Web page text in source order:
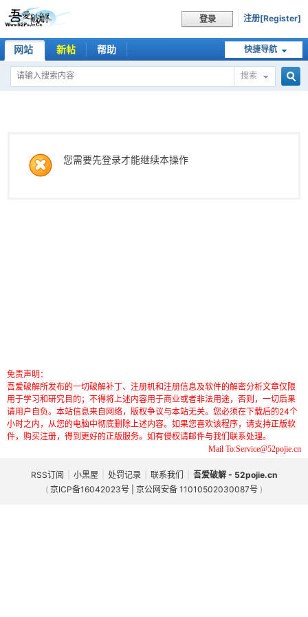
登录 注册[Register]
快捷导航
网站 新帖 帮助
搜索
您需要先登录才能继续本操作
免责声明：
吾爱破解所发布的一切破解补丁、注册机和注册信息及软件的解密分析文章仅限
用于学习和研究目的；不得将上述内容用于商业或者非法用途，否则，一切后果
请用户自负。本站信息来自网络，版权争议与本站无关。您必须在下载后的24个
小时之内，从您的电脑中彻底删除上述内容。如果您喜欢该程序，请支持正版软
件，购买注册，得到更好的正版服务。如有侵权请邮件与我们联系处理。
Mail To:Service@52pojie.cn
RSS订阅 小黑屋 处罚记录 联系我们
吾爱破解 - 52pojie.cn
( 京ICP备16042023号 | 京公网安备 11010502030087号 )